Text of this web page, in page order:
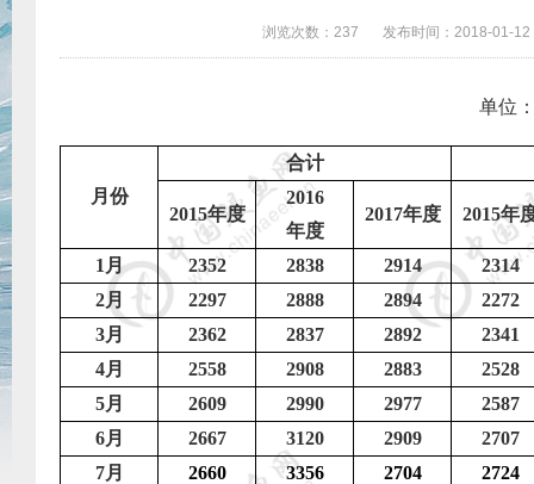
浏览次数： 237 发布时间： 2018-01-12
单位
月份
合计
2015年度
2016
年度
2017年度 2015年
1 月 2352 2838 2914
2314
2月 2297 2888 2894
2272
3月 2362 2837 2892
2341
4月 2558 2908 2883
2528
5月 2609 2990 2977
2587
6月 2667 3120 2909
2707
7月 2660 3356 2704
2724